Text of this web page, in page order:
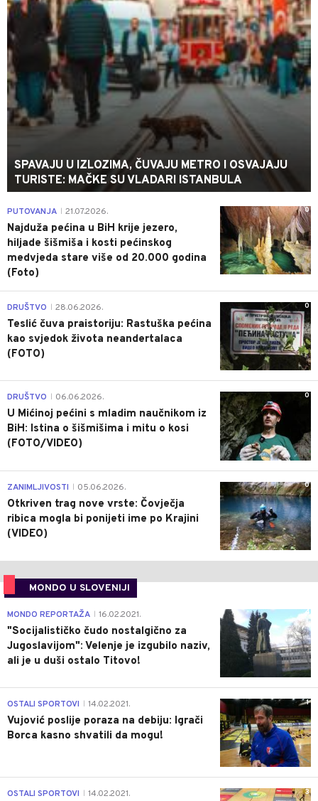
SPAVAJU U IZLOZIMA, ČUVAJU METRO I OSVAJAJU
TURISTE: MAČKE SU VLADARI ISTANBULA
0
PUTOVANJA 21.07.2026.
Najduža pećina u BiH krije jezero,
hiljade šišmiša i kosti pećinskog
medvjeda stare više od 20.000 godina
(Foto)
0
DRUŠTVO 28.06.2026.
Teslić čuva praistoriju: Rastuška pećina
kao svjedok života neandertalaca
(FOTO)
0
DRUŠTVO 06.06.2026.
U Mićinoj pećini s mladim naučnikom iz
BiH: Istina o šišmišima i mitu o kosi
(FOTO/VIDEO)
0
ZANIMLJIVOSTI 05.06.2026.
Otkriven trag nove vrste: Čovječja
ribica mogla bi ponijeti ime po Krajini
(VIDEO)
MONDO U SLOVENIJI
4
MONDO REPORTAŽA 16.02.2021.
"Socijalističko čudo nostalgično za
Jugoslavijom": Velenje je izgubilo naziv,
ali je u duši ostalo Titovo!
1
OSTALI SPORTOVI 14.02.2021.
Vujović poslije poraza na debiju: Igrači
Borca kasno shvatili da mogu!
3
OSTALI SPORTOVI 14.02.2021.